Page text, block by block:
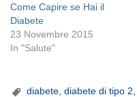
Come Capire se Hai il
Diabete
23 Novembre 2015
In "Salute"
diabete ,diabete di tipo 2